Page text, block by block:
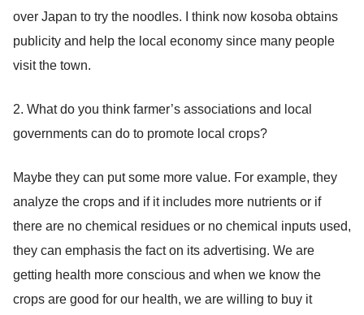
over Japan to try the noodles. I think now kosoba obtains
publicity and help the local economy since many people
visit the town.
2. What do you think farmer’s associations and local
governments can do to promote local crops?
Maybe they can put some more value. For example, they
analyze the crops and if it includes more nutrients or if
there are no chemical residues or no chemical inputs used,
they can emphasis the fact on its advertising. We are
getting health more conscious and when we know the
crops are good for our health, we are willing to buy it